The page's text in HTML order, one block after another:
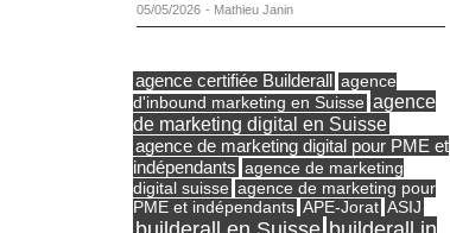
05/05/2026 - Mathieu Janin
agence certifiée Builderall
agence
d'inbound marketing en Suisse agence
de marketing digital en Suisse
agence de marketing digital pour PME et
indépendants agence de marketing
digital suisse agence de marketing pour
PME et indépendants APE-Jorat ASIJ